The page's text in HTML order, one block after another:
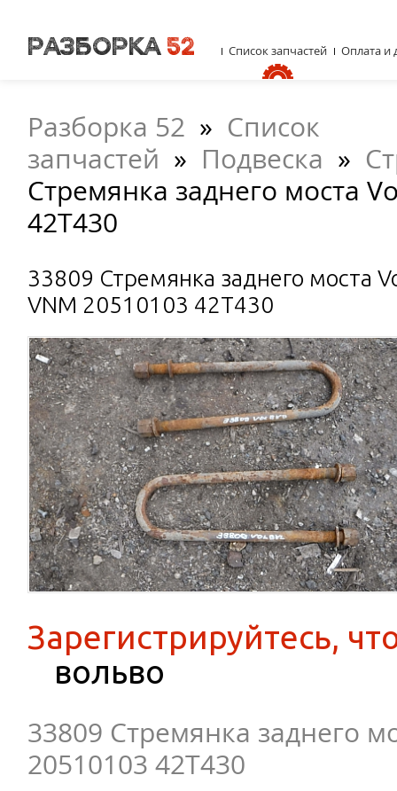
Разборка 52 » Список
запчастей » Подвеска »
Стремянка заднего моста
42T430
33809 Стремянка заднего моста
VNM 20510103 42T430
Зарегистрируйтесь,
вольво
33809 Стремянка заднего
20510103 42T430
Список запчастей Оплата и